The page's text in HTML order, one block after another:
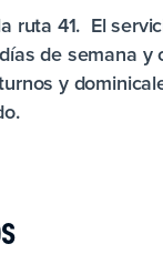
ruta 41. El
de semana
y